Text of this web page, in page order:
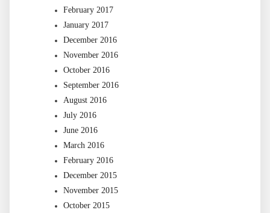
February 2017
January 2017
December 2016
November 2016
October 2016
September 2016
August 2016
July 2016
June 2016
March 2016
February 2016
December 2015
November 2015
October 2015